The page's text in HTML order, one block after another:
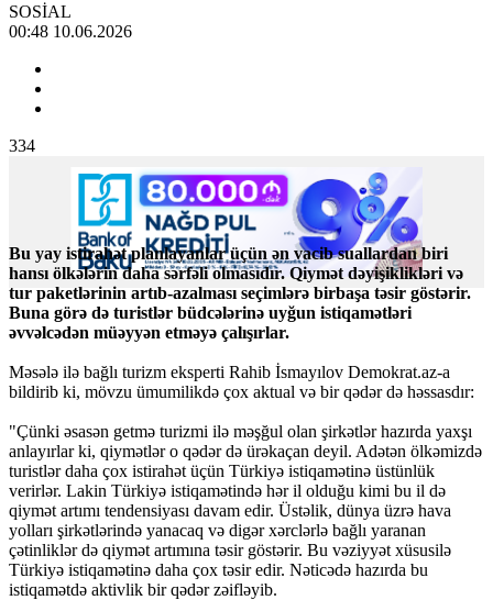
SOSİAL
00:48 10.06.2026
334
Bu yay istirahət planlayanlar üçün ən vacib suallardan biri
hansı ölkələrin daha sərfəli olmasıdır. Qiymət dəyişiklikləri və
tur paketlərinin artıb-azalması seçimlərə birbaşa təsir göstərir.
Buna görə də turistlər büdcələrinə uyğun istiqamətləri
əvvəlcədən müəyyən etməyə çalışırlar.
Məsələ ilə bağlı turizm eksperti Rahib İsmayılov Demokrat.az-a
bildirib ki, mövzu ümumilikdə çox aktual və bir qədər də həssasdır:
"Çünki əsasən getmə turizmi ilə məşğul olan şirkətlər hazırda yaxşı
anlayırlar ki, qiymətlər o qədər də ürəkaçan deyil. Adətən ölkəmizdə
turistlər daha çox istirahət üçün Türkiyə istiqamətinə üstünlük
verirlər. Lakin Türkiyə istiqamətində hər il olduğu kimi bu il də
qiymət artımı tendensiyası davam edir. Üstəlik, dünya üzrə hava
yolları şirkətlərində yanacaq və digər xərclərlə bağlı yaranan
çətinliklər də qiymət artımına təsir göstərir. Bu vəziyyət xüsusilə
Türkiyə istiqamətinə daha çox təsir edir. Nəticədə hazırda bu
istiqamətdə aktivlik bir qədər zəifləyib.